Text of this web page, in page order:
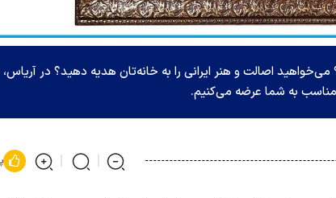
اصالت و هنر ایرانی را به خانه‌تان هدیه دهید؟ در آریاس،
به شما عرضه می‌کنیم.